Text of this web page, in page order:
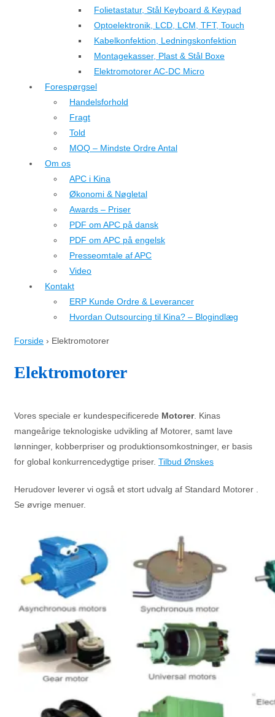
Folietastatur, Stål Keyboard & Keypad
Optoelektronik, LCD, LCM, TFT, Touch
Kabelkonfektion, Ledningskonfektion
Montagekasser, Plast & Stål Boxe
Elektromotorer AC-DC Micro
Forespørgsel
Handelsforhold
Fragt
Told
MOQ – Mindste Ordre Antal
Om os
APC i Kina
Økonomi & Nøgletal
Awards – Priser
PDF om APC på dansk
PDF om APC på engelsk
Presseomtale af APC
Video
Kontakt
ERP Kunde Ordre & Leverancer
Hvordan Outsourcing til Kina? – Blogindlæg
Forside › Elektromotorer
Elektromotorer
Vores speciale er kundespecificerede Motorer. Kinas
mangeårige teknologiske udvikling af Motorer, samt lave
lønninger, kobberpriser og produktionsomkostninger, er basis
for global konkurrencedygtige priser. Tilbud Ønskes
Herudover leverer vi også et stort udvalg af Standard Motorer .
Se øvrige menuer.